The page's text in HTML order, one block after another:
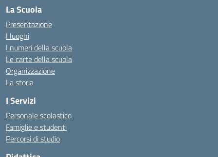
La Scuola
Presentazione
I luoghi
I numeri della scuola
Le carte della scuola
Organizzazione
La storia
I Servizi
Personale scolastico
Famiglie e studenti
Percorsi di studio